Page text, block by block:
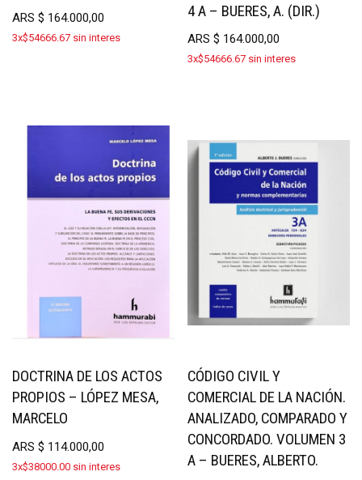
ARS $ 164.000,00
3x$54666.67 sin interes
4 A – BUERES, A. (DIR.)
ARS$ 164.000,00
3x$54666.67 sin interes
DOCTRINA DE LOS ACTOS
PROPIOS – LÓPEZ MESA,
MARCELO
ARS $ 114.000,00
3x$38000.00 sin interes
CÓDIGO CIVIL Y
COMERCIAL DE LA NACIÓN.
ANALIZADO, COMPARADO Y
CONCORDADO. VOLUMEN 3
A – BUERES, ALBERTO.